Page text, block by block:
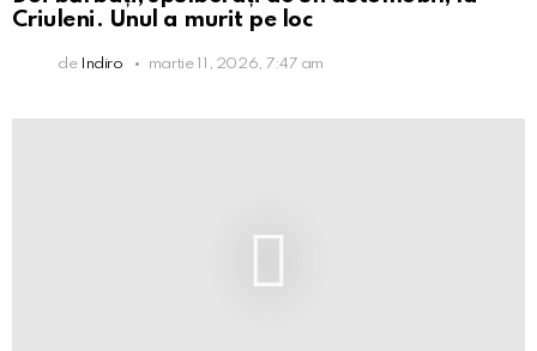
Criuleni. Unul a murit pe loc
de Indiro martie 11, 2026, 7:47 am